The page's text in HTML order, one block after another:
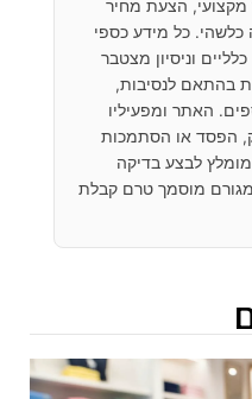
מקצועי, הצעת מחיר
כלשהי. כל מידע כספי
וניסיון מצטבר
בהתאם לנסיבות,
האתר ומפעיליו
הפסד או הסתמכות
לבצע בדיקה
מוסמך טרם קבלת